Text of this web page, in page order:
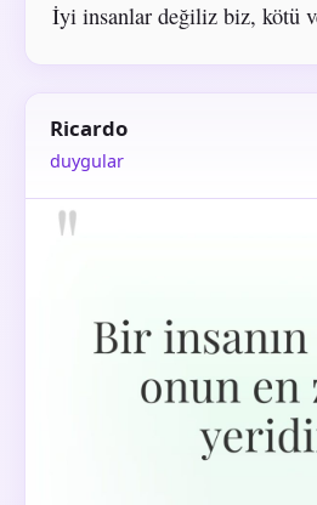
İyi insanlar değiliz biz, kötü
Ricardo
duygular